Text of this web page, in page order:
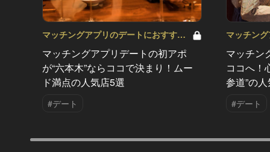
マッチングアプリのデートにおすすめ
の人気店 Vol.3
マッチングアプリデートの初アポ
が“六本木”ならココで決まり！ムー
ド満点の人気店5選
#デート
マッチン
マッチン
ココへ！
参道”の
#デート